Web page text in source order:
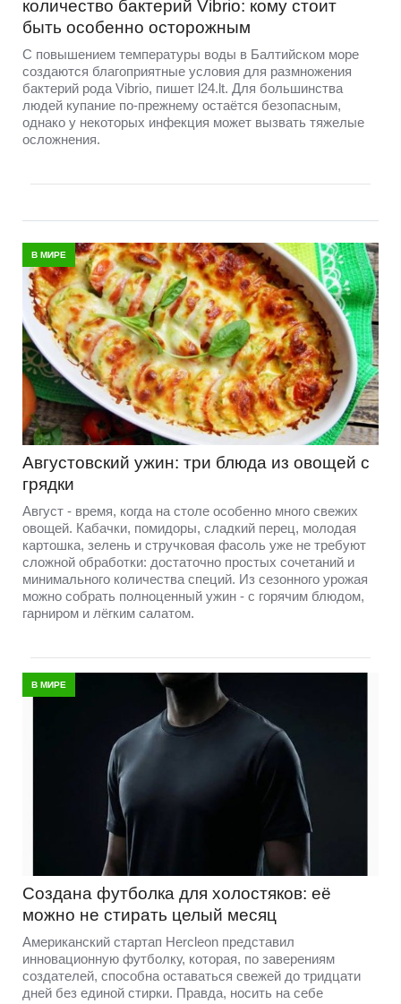
количество бактерий Vibrio: кому стоит
быть особенно осторожным
С повышением температуры воды в Балтийском море
создаются благоприятные условия для размножения
бактерий рода Vibrio, пишет l24.lt. Для большинства
людей купание по-прежнему остаётся безопасным,
однако у некоторых инфекция может вызвать тяжелые
осложнения.
В МИРЕ
Августовский ужин: три блюда из овощей с
грядки
Август - время, когда на столе особенно много свежих
овощей. Кабачки, помидоры, сладкий перец, молодая
картошка, зелень и стручковая фасоль уже не требуют
сложной обработки: достаточно простых сочетаний и
минимального количества специй. Из сезонного урожая
можно собрать полноценный ужин - с горячим блюдом,
гарниром и лёгким салатом.
В МИРЕ
Создана футболка для холостяков: её
можно не стирать целый месяц
Американский стартап Hercleon представил
инновационную футболку, которая, по заверениям
создателей, способна оставаться свежей до тридцати
дней без единой стирки. Правда, носить на себе